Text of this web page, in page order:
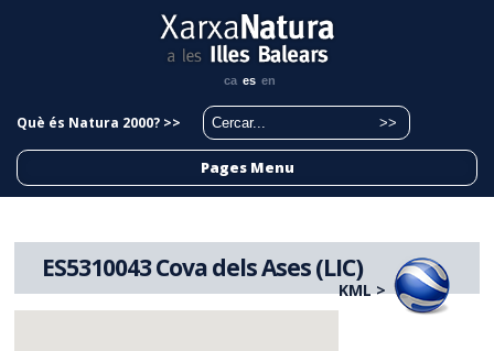
ca es en
Què és Natura 2000? >>
Pages Menu
ES5310043 Cova dels Ases (LIC)
KML >